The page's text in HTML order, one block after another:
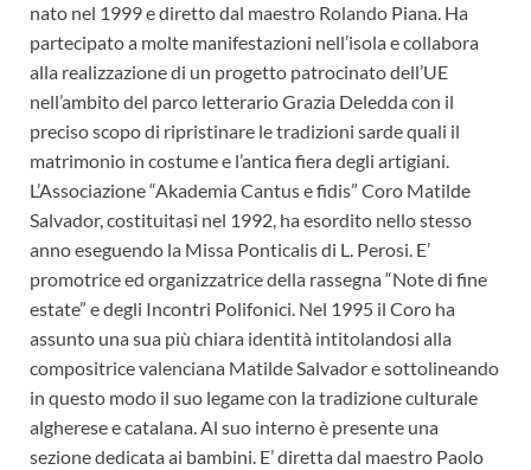
nato nel 1999 e diretto dal maestro Rolando Piana. Ha
partecipato a molte manifestazioni nell’isola e collabora
alla realizzazione di un progetto patrocinato dell’UE
nell’ambito del parco letterario Grazia Deledda con il
preciso scopo di ripristinare le tradizioni sarde quali il
matrimonio in costume e l’antica fiera degli artigiani.
L’Associazione “Akademia Cantus e fidis” Coro Matilde
Salvador, costituitasi nel 1992, ha esordito nello stesso
anno eseguendo la Missa Ponticalis di L. Perosi. E’
promotrice ed organizzatrice della rassegna “Note di fine
estate” e degli Incontri Polifonici. Nel 1995 il Coro ha
assunto una sua più chiara identità intitolandosi alla
compositrice valenciana Matilde Salvador e sottolineando
in questo modo il suo legame con la tradizione culturale
algherese e catalana. Al suo interno è presente una
sezione dedicata ai bambini. E’ diretta dal maestro Paolo